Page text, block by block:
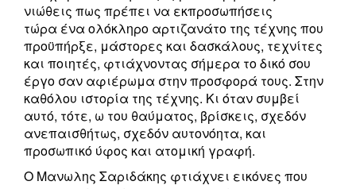
νιώθεις πως πρέπει να εκπροσωπήσεις
τώρα ένα ολόκληρο αρτιζανάτο της τέχνης που
προϋπήρξε, μάστορες και δασκάλους, τεχνίτες
και ποιητές, φτιάχνοντας σήμερα το δικό σου
έργο σαν αφιέρωμα στην προσφορά τους. Στην
καθόλου ιστορία της τέχνης. Κι όταν συμβεί
αυτό, τότε, ω του θαύματος, βρίσκεις, σχεδόν
ανεπαισθήτως, σχεδόν αυτονόητα, και
προσωπικό ύφος και ατομική γραφή.
Ο Μανωλης Σαριδάκης φτιάχνει εικόνες που